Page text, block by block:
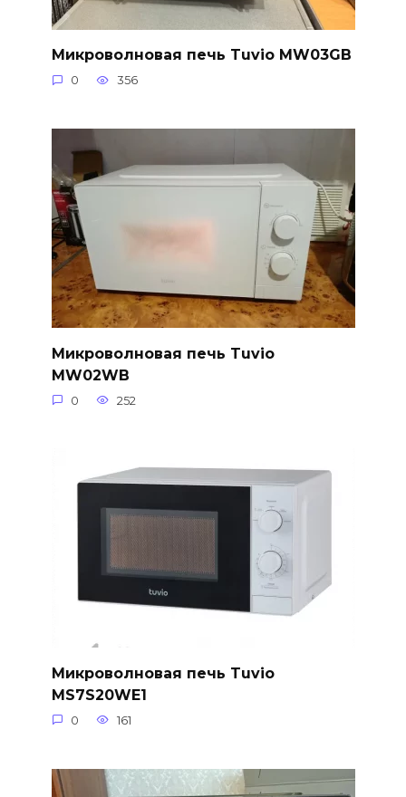
Микроволновая печь Tuvio MW03GB
0 356
Микроволновая печь Tuvio
MW02WB
0 252
Микроволновая печь Tuvio
MS7S20WE1
0 161